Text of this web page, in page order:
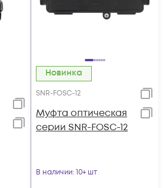
Новинка
SNR-FOSC-12
Муфта оптическая
серии SNR-FOSC-12
В наличии: 10+ шт